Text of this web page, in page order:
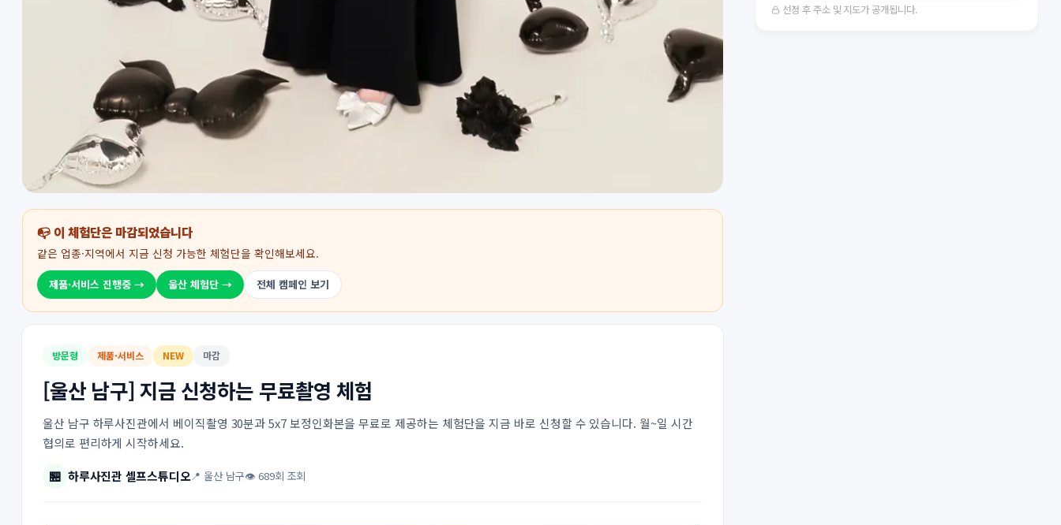
📭 이 체험단은 마감되었습니다
같은 업종·지역에서 지금 신청 가능한 체험단을 확인해보세요.
제품·서비스 진행중 → 울산 체험단 → 전체 캠페인 보기
방문형 제품·서비스 NEW 마감
[울산 남구] 지금 신청하는 무료촬영 체험
울산 남구 하루사진관에서 베이직촬영 30분과 5x7 보정인화본을 무료로 제공하는 체험단을 지금 바로 신청할 수 있습니다. 월~일 시간
협의로 편리하게 시작하세요.
🏪 하루사진관 셀프스튜디오📍 울산 남구👁 689회 조회
선정 후 주소 및 지도가 공개됩니다.